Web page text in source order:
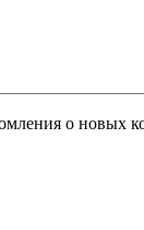
о новых